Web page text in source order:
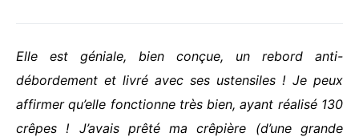
Elle est géniale, bien conçue, un rebord anti-
débordement et livré avec ses ustensiles ! Je peux
affirmer qu’elle fonctionne très bien, ayant réalisé 130
crêpes !
J’avais prêté ma crêpière (d’une grande